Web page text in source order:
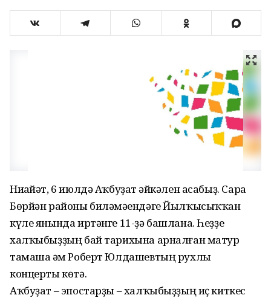
Ниһайәт, 6 июлдә Аҡбуҙат һәйкәлен асабыҙ. Сара
Бөрйән районы биләмәһендәге Йылҡысыҡҡан
күле янында иртәнге 11-ҙә башлана. Һеҙҙе
халҡыбыҙҙың бай тарихына арналған матур
тамаша һәм Роберт Юлдашевтың рухлы
концерты көтә.
Аҡбуҙат – эпостарҙы – халҡыбыҙҙың иҫ киткес